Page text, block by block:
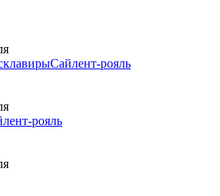
Сайлент-рояль
рояль